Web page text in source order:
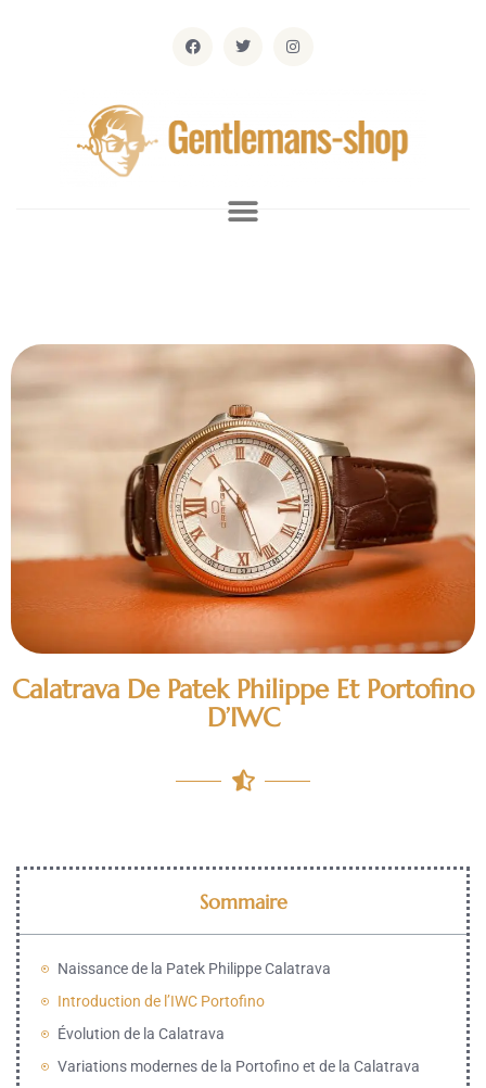
Calatrava De Patek Philippe Et Portofino
D’IWC
Sommaire
Naissance de la Patek Philippe Calatrava
Introduction de l’IWC Portofino
Évolution de la Calatrava
Variations modernes de la Portofino et de la Calatrava